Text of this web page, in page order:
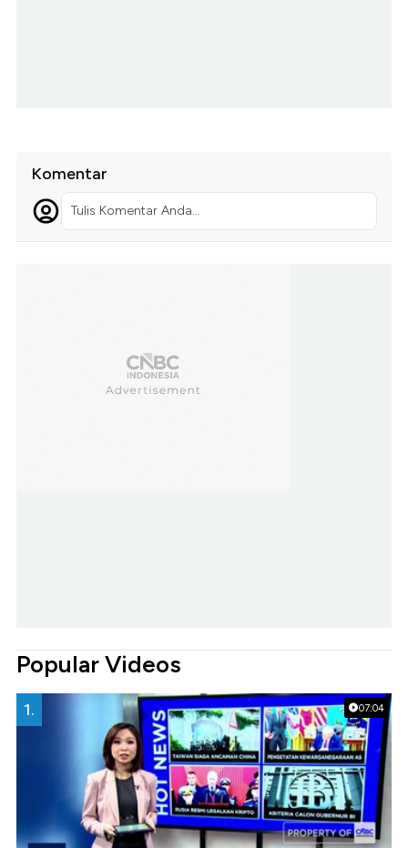
Komentar
Tulis Komentar Anda...
Popular Videos
07:04
1.